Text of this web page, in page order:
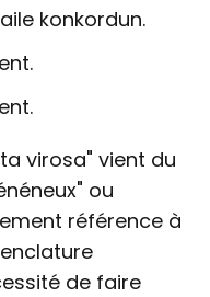
konkordun.
virosa" vient du
ou
référence à
de faire